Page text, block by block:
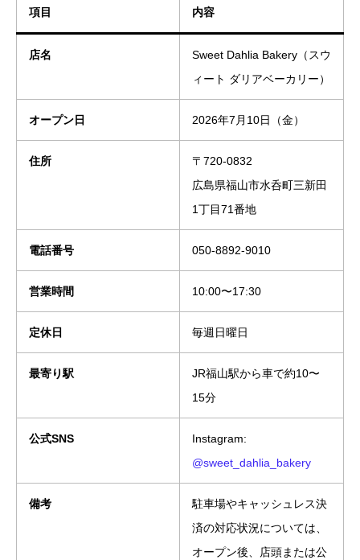
項目 内容
店名
Sweet Dahlia Bakery（スウ
ィート ダリアベーカリー）
オープン日 2026年7月10日（金）
住所
〒720-0832
広島県福山市水呑町三新田
1丁目71番地
電話番号 050-8892-9010
営業時間 10:00〜17:30
定休日 毎週日曜日
最寄り駅
JR福山駅から車で約10〜
15分
公式SNS
Instagram:
@sweet_dahlia_bakery
備考
駐車場やキャッシュレス決
済の対応状況については、
オープン後、店頭または公